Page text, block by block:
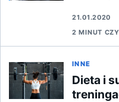
21.01.2020
2 MINUT
INNE
Dieta i